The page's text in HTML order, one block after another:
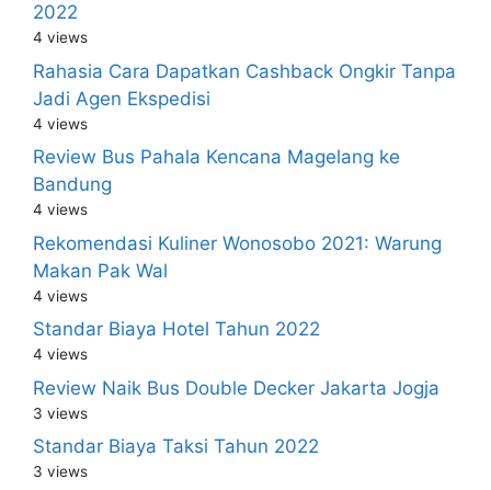
2022
4 views
Rahasia Cara Dapatkan Cashback Ongkir Tanpa
Jadi Agen Ekspedisi
4 views
Review Bus Pahala Kencana Magelang ke
Bandung
4 views
Rekomendasi Kuliner Wonosobo 2021: Warung
Makan Pak Wal
4 views
Standar Biaya Hotel Tahun 2022
4 views
Review Naik Bus Double Decker Jakarta Jogja
3 views
Standar Biaya Taksi Tahun 2022
3 views